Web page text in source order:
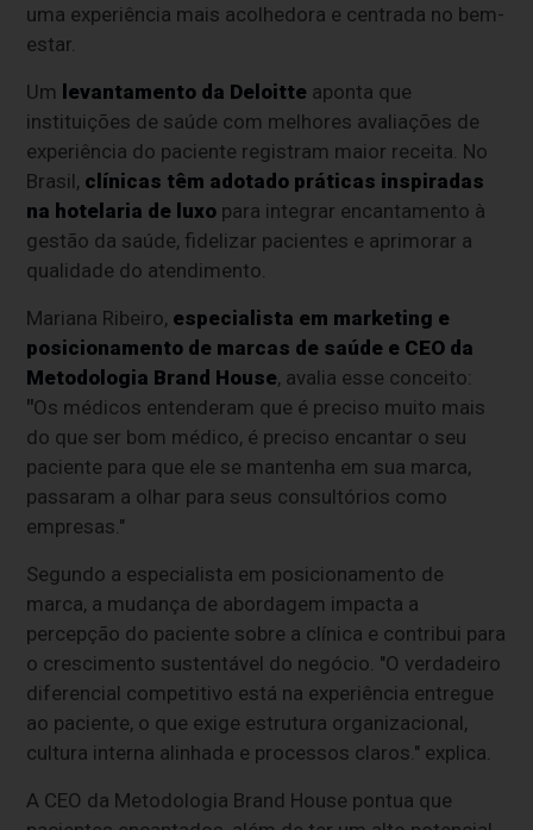
uma experiência mais acolhedora e centrada no bem-
estar.
Um levantamento da Deloitte aponta que
instituições de saúde com melhores avaliações de
experiência do paciente registram maior receita. No
Brasil, clínicas têm adotado práticas inspiradas
na hotelaria de luxo para integrar encantamento à
gestão da saúde, fidelizar pacientes e aprimorar a
qualidade do atendimento.
Mariana Ribeiro, especialista em marketing e
posicionamento de marcas de saúde e CEO da
Metodologia Brand House, avalia esse conceito:
"Os médicos entenderam que é preciso muito mais
do que ser bom médico, é preciso encantar o seu
paciente para que ele se mantenha em sua marca,
passaram a olhar para seus consultórios como
empresas."
Segundo a especialista em posicionamento de
marca, a mudança de abordagem impacta a
percepção do paciente sobre a clínica e contribui para
o crescimento sustentável do negócio. "O verdadeiro
diferencial competitivo está na experiência entregue
ao paciente, o que exige estrutura organizacional,
cultura interna alinhada e processos claros." explica.
A CEO da Metodologia Brand House pontua que